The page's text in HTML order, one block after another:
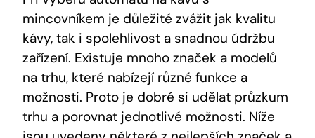
mincovníkem je důležité zvážit jak kvalitu
kávy, tak i spolehlivost a snadnou údržbu
zařízení. Existuje mnoho značek a modelů
na trhu, které nabízejí různé funkce a
možnosti. Proto je dobré si udělat průzkum
trhu a porovnat jednotlivé možnosti. Níže